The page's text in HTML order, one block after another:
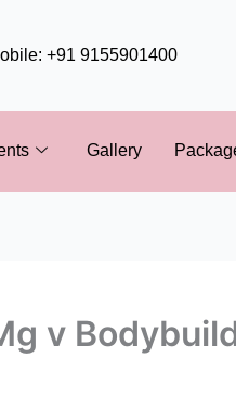
+91 9155901400
Gallery
v